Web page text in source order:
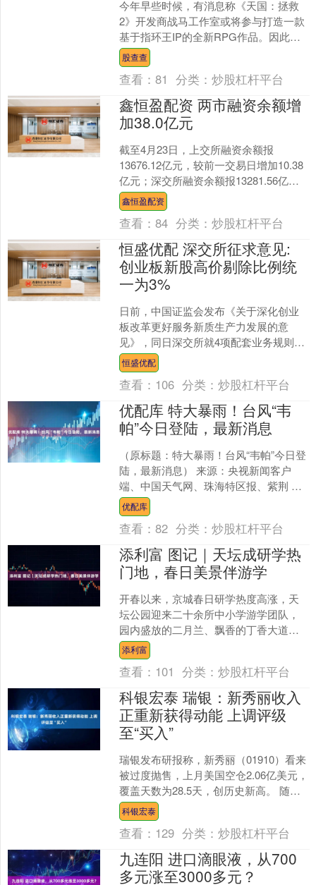
今年早些时候，有消息称《天国：拯救
2》开发商战马工作室或将参与打造一款
基于指环王IP的全新RPG作品。因此，
在工作室近日于Reddit举办AMA问答活动
时，不少....
股查查
查看：81 分类：炒股杠杆平台
鑫恒盈配资 两市融资余额增
加38.0亿元
截至4月23日，上交所融资余额报
13676.12亿元，较前一交易日增加10.38
亿元；深交所融资余额报13281.56亿
元，较前一交易日增加27.62亿元；两
市....
鑫恒盈配资
查看：84 分类：炒股杠杆平台
恒盛优配 深交所征求意见:
创业板新股高价剔除比例统
一为3%
日前，中国证监会发布《关于深化创业
板改革更好服务新质生产力发展的意
见》，同日深交所就4项配套业务规则向
市场公开征求意见，其中明确将创业板
新股高价剔除比例统一为3....
恒盛优配
查看： 106 分类：炒股杠杆平台
优配库 特大暴雨！台风“韦
帕”今日登陆，最新消息
（原标题：特大暴雨！台风“韦帕”今日登
陆，最新消息） 来源：央视新闻客户
端、中国天气网、珠海特区报、紫荆 刚
刚！ “韦帕”进入珠海海域！ 预计中午13
时左右 从....
优配库
查看：82 分类：炒股杠杆平台
添利富 图记｜天坛成研学热
门地，春日美景伴游学
开春以来，京城春日研学热度高涨，天
坛公园迎来二十余所中小学游学团队，
园内盛放的二月兰、飘香的丁香大道成
为热门打卡地，公园也全力做好服务保
障，助力研学活动有序开展....
添利富
查看： 101 分类：炒股杠杆平台
科银宏泰 瑞银：新秀丽收入
正重新获得动能 上调评级
至“买入”
瑞银发布研报称，新秀丽（01910）看来
被过度抛售，上月美国空仓2.06亿美元，
覆盖天数为28.5天，创历史新高。 随着
景气循环转向及正面催化剂浮现，预期
将启动....
科银宏泰
查看： 129 分类：炒股杠杆平台
九连阳 进口滴眼液，从700
多元涨至3000多元？